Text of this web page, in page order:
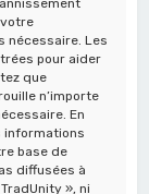
nécessaire. Les
pour aider
que
n’importe
En
informations
base de
diffusées à
», ni